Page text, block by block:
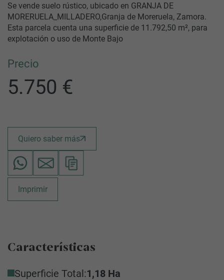
Se vende suelo rústico, ubicado en GRANJA DE
MORERUELA_MILLADERO,Granja de Moreruela, Zamora.
Esta parcela cuenta una superficie de 11.792,50 m², para
explotación o uso de Monte Bajo
Precio
5.750 €
Quiero saber más
Imprimir
Características
Superficie Total:1,18 Ha